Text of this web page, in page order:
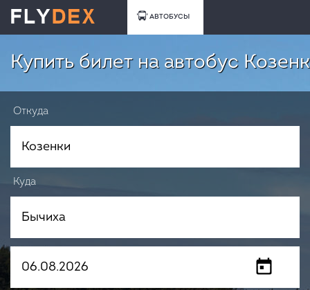
АВТОБУСЫ
Купить билет на автобус
Откуда
Куда